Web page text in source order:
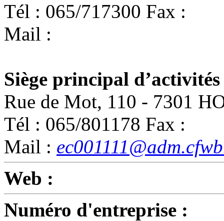
Tél : 065/717300 Fax :
Mail :
Siège principal
Rue de Mot, 110 - 7301
Tél : 065/801178 Fax :
Mail :
Web :
Numéro d'entreprise :